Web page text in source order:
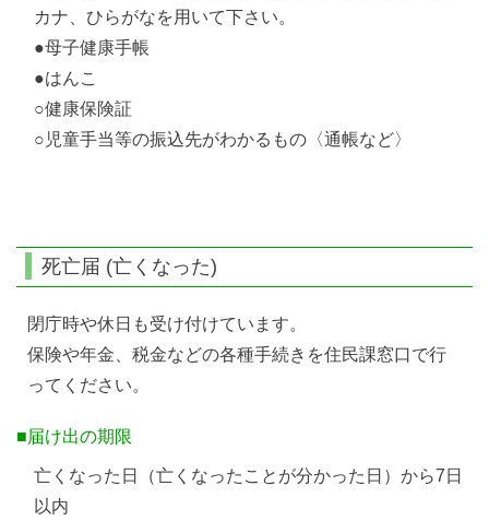
カナ、ひらがなを用いて下さい。
●母子健康手帳
●はんこ
○健康保険証
○児童手当等の振込先がわかるもの〈通帳など〉
死亡届 (亡くなった)
閉庁時や休日も受け付けています。
保険や年金、税金などの各種手続きを住民課窓口で行
ってください。
■届け出の期限
亡くなった日（亡くなったことが分かった日）から7日
以内